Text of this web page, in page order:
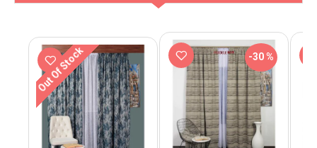
Out Of Stock -30 %